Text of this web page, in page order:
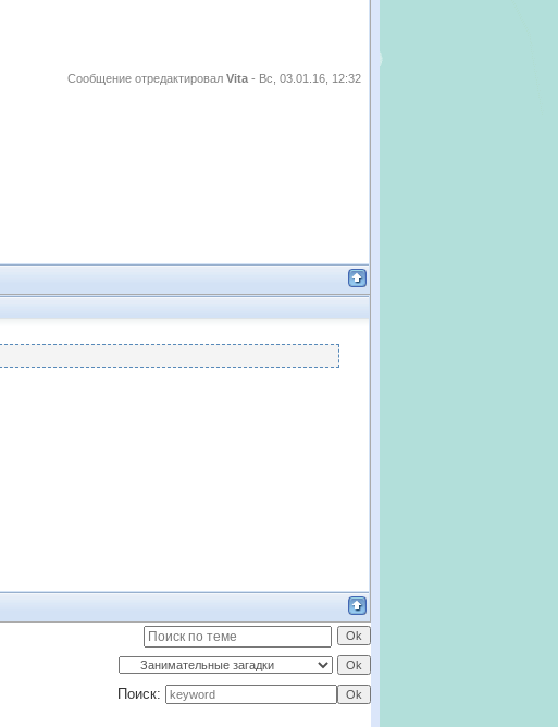
Сообщение отредактировал Vita - Вс, 03.01.16, 12:32
Поиск: